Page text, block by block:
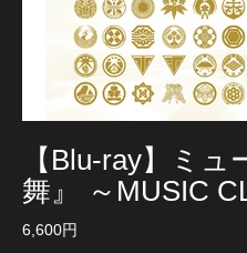
【Blu-ray】ミ
舞』 ～MUSIC
6,600円